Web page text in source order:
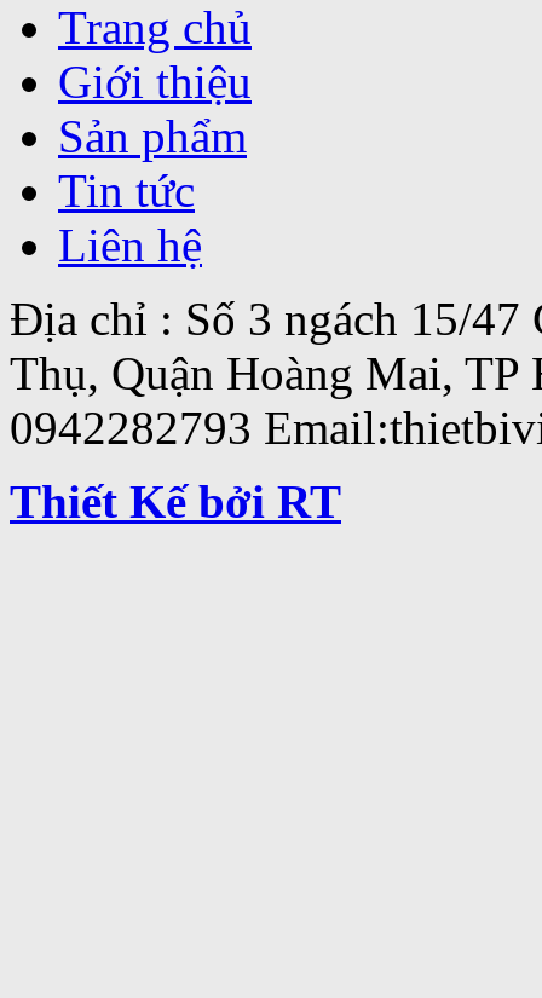
Trang chủ
Giới thiệu
Sản phẩm
Tin tức
Liên hệ
Địa chỉ : Số 3 ngách 15/47
Thụ, Quận Hoàng Mai, TP
0942282793
Thiết Kế bởi RT